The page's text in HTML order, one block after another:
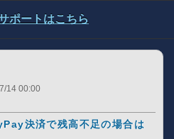
14 00:00
決済で残高不足の場合は